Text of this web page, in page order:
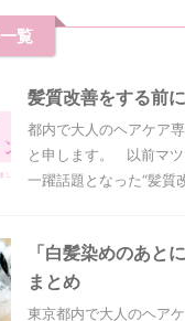
覧
髪質改善をする前
都内で大人のヘアケア
と申します。 以前マツ
一躍話題となった“髪質
「白髪染めのあと
まとめ
東京都内で大人のヘア